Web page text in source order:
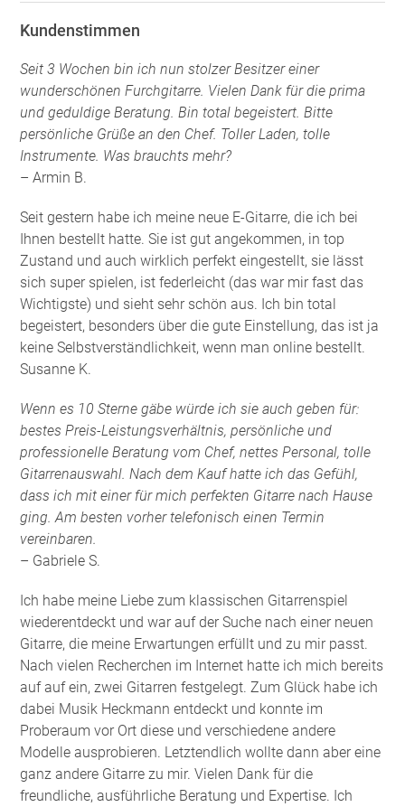
Kundenstimmen
Seit 3 Wochen bin ich nun stolzer Besitzer einer
wunderschönen Furchgitarre. Vielen Dank für die prima
und geduldige Beratung. Bin total begeistert. Bitte
persönliche Grüße an den Chef. Toller Laden, tolle
Instrumente. Was brauchts mehr?
– Armin B.
Seit gestern habe ich meine neue E-Gitarre, die ich bei
Ihnen bestellt hatte. Sie ist gut angekommen, in top
Zustand und auch wirklich perfekt eingestellt, sie lässt
sich super spielen, ist federleicht (das war mir fast das
Wichtigste) und sieht sehr schön aus. Ich bin total
begeistert, besonders über die gute Einstellung, das ist ja
keine Selbstverständlichkeit, wenn man online bestellt.
Susanne K.
Wenn es 10 Sterne gäbe würde ich sie auch geben für:
bestes Preis-Leistungsverhältnis, persönliche und
professionelle Beratung vom Chef, nettes Personal, tolle
Gitarrenauswahl. Nach dem Kauf hatte ich das Gefühl,
dass ich mit einer für mich perfekten Gitarre nach Hause
ging. Am besten vorher telefonisch einen Termin
vereinbaren.
– Gabriele S.
Ich habe meine Liebe zum klassischen Gitarrenspiel
wiederentdeckt und war auf der Suche nach einer neuen
Gitarre, die meine Erwartungen erfüllt und zu mir passt.
Nach vielen Recherchen im Internet hatte ich mich bereits
auf auf ein, zwei Gitarren festgelegt. Zum Glück habe ich
dabei Musik Heckmann entdeckt und konnte im
Proberaum vor Ort diese und verschiedene andere
Modelle ausprobieren. Letztendlich wollte dann aber eine
ganz andere Gitarre zu mir. Vielen Dank für die
freundliche, ausführliche Beratung und Expertise. Ich